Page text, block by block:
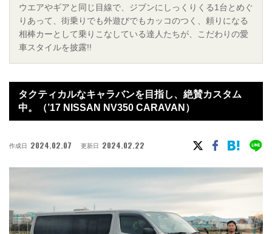
ウエアやギアと同じ目線で、ジブンにしっくりくる1台とめぐ
りあって、街乗りでも外遊びでもカッコのつく、頼りになる
相棒カーとして乗りこなしている達人たちが、こだわりの愛
車スタイルを披露!!
タクティカルなキャラバンを目指し、絶賛カスタム
中。（’17 NISSAN NV350 CARAVAN）
作成日 2024.02.07 更新日 2024.02.22